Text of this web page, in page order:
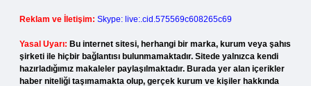
Reklam ve İletişim: Skype: live:.cid.575569c608265c69
Yasal Uyarı: Bu internet sitesi, herhangi bir marka, kurum veya şahıs
şirketi ile hiçbir bağlantısı bulunmamaktadır. Sitede yalnızca kendi
hazırladığımız makaleler paylaşılmaktadır. Burada yer alan içerikler
haber niteliği taşımamakta olup, gerçek kurum ve kişiler hakkında